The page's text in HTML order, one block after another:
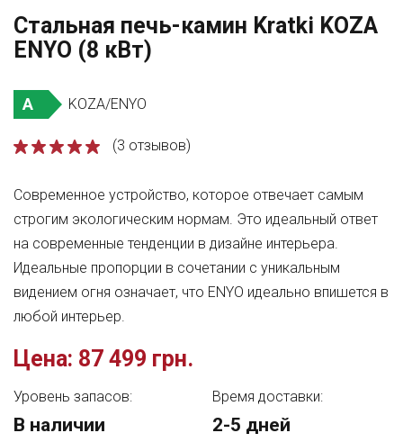
Стальная печь-камин Kratki KOZA
ENYO (8 кВт)
A KOZA/ENYO
(3 отзывов)
Современное устройство, которое отвечает самым
строгим экологическим нормам. Это идеальный ответ
на современные тенденции в дизайне интерьера.
Идеальные пропорции в сочетании с уникальным
видением огня означает, что ENYО идеально впишется в
любой интерьер.
Цена: 87 499 грн.
Уровень запасов:
В наличии
Время доставки:
2-5 дней